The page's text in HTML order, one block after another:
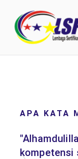
APA KATA
kompetensi